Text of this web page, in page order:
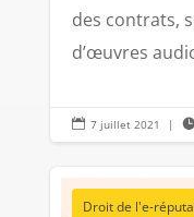
des contrats,
d’œuvres
 7 juillet 2021 | 
Droit de l'e-